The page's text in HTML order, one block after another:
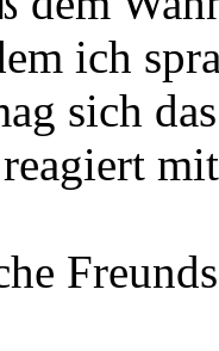
ich
sich